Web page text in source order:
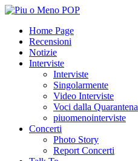
Home Page
Recensioni
Notizie
Interviste
Interviste
Singolarmente
Video Interviste
Voci dalla Quarantena
piuomenointerviste
Concerti
Photo Story
Report Concerti